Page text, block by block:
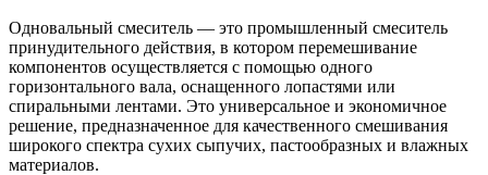
Одновальный смеситель — это промышленный смеситель
принудительного действия, в котором перемешивание
компонентов осуществляется с помощью одного
горизонтального вала, оснащенного лопастями или
спиральными лентами. Это универсальное и экономичное
решение, предназначенное для качественного смешивания
широкого спектра сухих сыпучих, пастообразных и влажных
материалов.